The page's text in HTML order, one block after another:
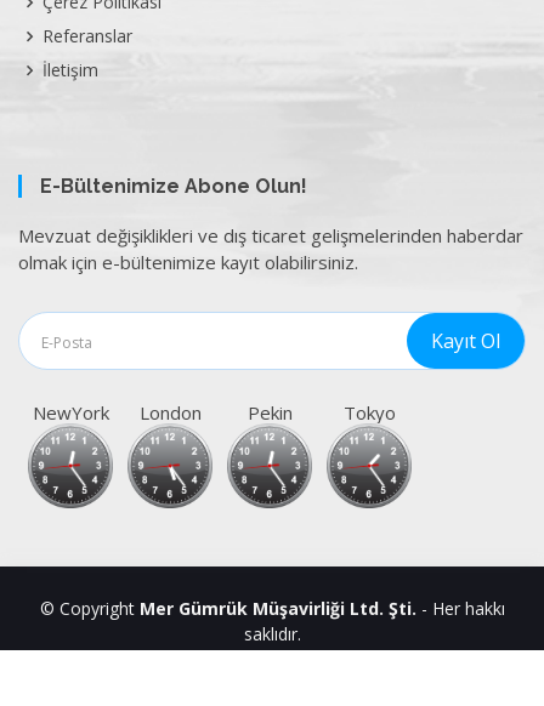
Referanslar
İletişim
E-Bültenimize Abone Olun!
Mevzuat değişiklikleri ve dış ticaret gelişmelerinden haberdar
olmak için e-bültenimize kayıt olabilirsiniz.
NewYork London Pekin Tokyo
© Copyright Mer Gümrük Müşavirliği Ltd. Şti. - Her hakkı
saklıdır.